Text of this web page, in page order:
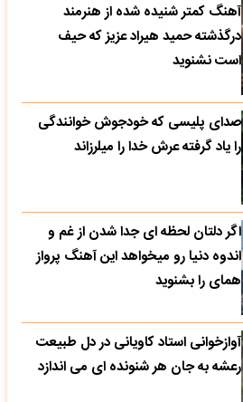
آهنگ کمتر شنیده شده از هنرمند
درگذشته حمید هیراد عزیز که حیف
است نشنوید
صدای پلیسی که خودجوش خوانندگی
را یاد گرفته عرش خدا را میلرزاند
اگر دلتان لحظه ای جدا شدن از غم و
اندوه دنیا رو میخواهد این آهنگ پرواز
همای را بشنوید
آوازخوانی استاد کاویانی در دل طبیعت
رعشه به جان هر شنونده ای می اندازد